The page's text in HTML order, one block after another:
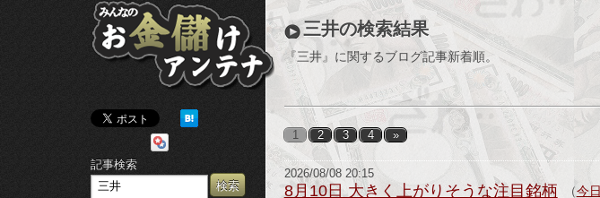
み
ん
な
の
お
金
記事検索
三井の検索結果
『三井』に関するブログ記事新着順。
1 2 3 4 »
2026/08/08 20:15
8月10日 大きく上がりそうな注目銘柄 （今